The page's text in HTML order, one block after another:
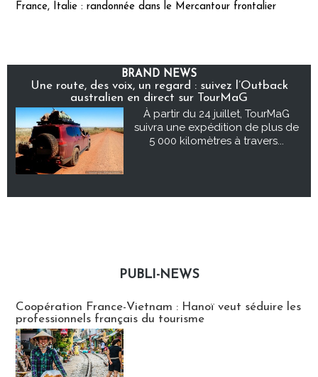
France, Italie : randonnée dans le Mercantour frontalier
BRAND NEWS
Une route, des voix, un regard : suivez l’Outback
australien en direct sur TourMaG
À partir du 24 juillet, TourMaG
suivra une expédition de plus de
5 000 kilomètres à travers...
PUBLI-NEWS
Coopération France-Vietnam : Hanoï veut séduire les
professionnels français du tourisme